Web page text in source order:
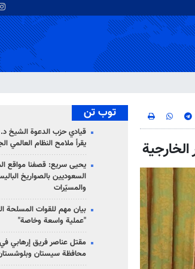
توب تن
قيادي حزب الدعوة الشيخ
يقرأ ملامح النظام العالمي
يحيى سريع: قصفنا مواقع
السعوديين بالصواريخ
والمسيّرات
بيان مهم للقوات المسلحة
"عملية واسعة وخاصة"
مقتل عناصر فريق إرهابي
محافظة سيستان